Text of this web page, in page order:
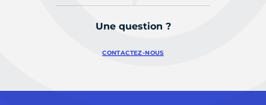
Une question ?
CONTACTEZ-NOUS